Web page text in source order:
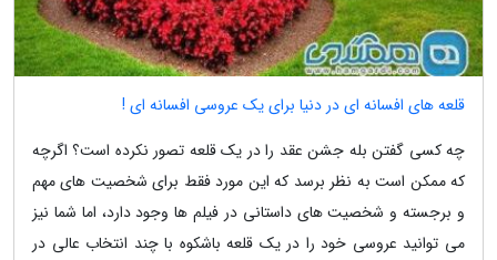
قلعه های افسانه ای در دنیا برای یک عروسی افسانه ای !
چه کسی گفتن بله جشن عقد را در یک قلعه تصور نکرده است؟ اگرچه
که ممکن است به نظر برسد که این مورد فقط برای شخصیت های مهم
و برجسته و شخصیت های داستانی در فیلم ها وجود دارد، اما شما نیز
می توانید عروسی خود را در یک قلعه باشکوه با چند انتخاب عالی در